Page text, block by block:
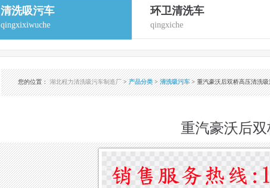
清洗吸污车
qingxixiwuche
环卫清洗车
qingxiche
您的位置：湖北程力清洗吸污车制造厂>产品分类>清洗吸污车> 重汽豪沃后双桥高压清洗吸
重汽豪沃后